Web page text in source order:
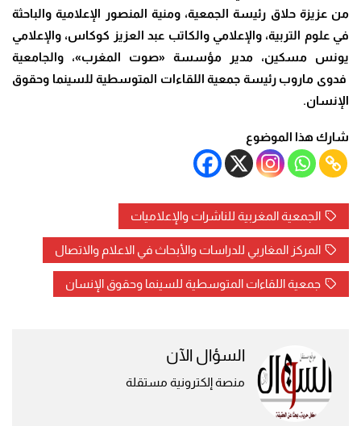
من عزيزة حلاق رئيسة الجمعية، ومنية المنصور الإعلامية والباحثة
في علوم التربية، والإعلامي والكاتب عبد العزيز كوكاس، والإعلامي
يونس مسكين، مدير مؤسسة «صوت المغرب»، والجامعية
فدوى ماروب رئيسة جمعية اللقاءات المتوسطية للسينما وحقوق
الإنسان.
شارك هذا الموضوع
الجمعية المغربية للناشرات والإعلاميات
المركز المغاربي للدراسات والأبحاث في الاعلام والاتصال
جمعية اللقاءات المتوسطية للسينما وحقوق الإنسان
السؤال الآن
منصة إلكترونية مستقلة